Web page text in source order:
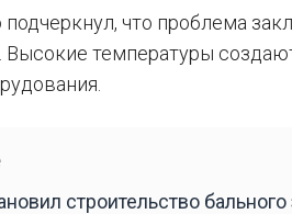
что проблема
Высокие температуры
строительство бального